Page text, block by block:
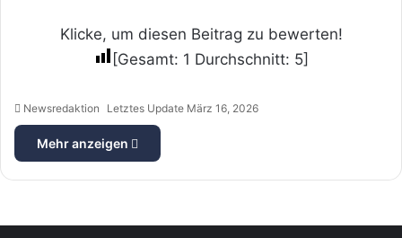
Klicke, um diesen Beitrag zu bewerten!
[Gesamt: 1 Durchschnitt: 5]
Newsredaktion Letztes Update März 16, 2026
Mehr anzeigen